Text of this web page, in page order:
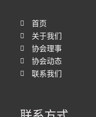
首页
关于我们
协会理事
协会动态
联系我们